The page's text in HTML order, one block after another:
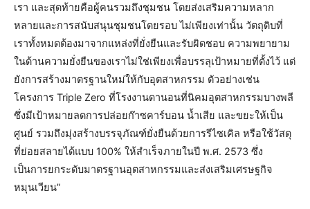
เรา และสุดท้ายคือผู้คนรวมถึงชุมชน โดยส่งเสริมความหลาก
หลายและการสนับสนุนชุมชนโดยรอบ ไม่เพียงเท่านั้น วัตถุดิบที่
เราทั้งหมดต้องมาจากแหล่งที่ยั่งยืนและรับผิดชอบ ความพยายาม
ในด้านความยั่งยืนของเราไม่ใช่เพียงเพื่อบรรลุเป้าหมายที่ตั้งไว้ แต่
ยังการสร้างมาตรฐานใหม่ให้กับอุตสาหกรรม ตัวอย่างเช่น
โครงการ Triple Zero ที่โรงงานดานอนที่นิคมอุตสาหกรรมบางพลี
ซึ่งมีเป้าหมายลดการปล่อยก๊าซคาร์บอน น้ำเสีย และขยะให้เป็น
ศูนย์ รวมถึงมุ่งสร้างบรรจุภัณฑ์ยั่งยืนด้วยการรีไซเคิล หรือใช้วัสดุ
ที่ย่อยสลายได้แบบ 100% ให้สำเร็จภายในปี พ.ศ. 2573 ซึ่ง
เป็นการยกระดับมาตรฐานอุตสาหกรรมและส่งเสริมเศรษฐกิจ
หมุนเวียน”